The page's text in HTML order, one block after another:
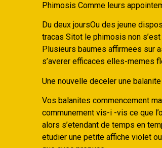
Phimosis Comme leurs
Du deux joursOu des jeune
tracas Sitot le phimosis non
Plusieurs baumes affirmees sur
s’averer efficaces elles-memes
Une nouvelle deceler une
Vos balanites commencement
communement vis-i -vis ce que
alors s’etendant de temps en
etudier une petite affiche violet